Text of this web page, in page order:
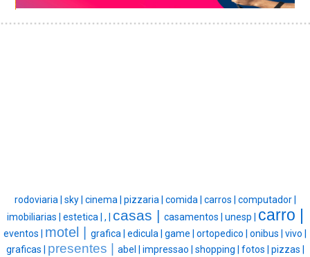
rodoviaria | sky | cinema | pizzaria | comida | carros | computador |
imobiliarias | estetica | , | casas | casamentos | unesp | carro |
eventos | motel | grafica | edicula | game | ortopedico | onibus | vivo |
graficas | presentes | abel | impressao | shopping | fotos | pizzas |